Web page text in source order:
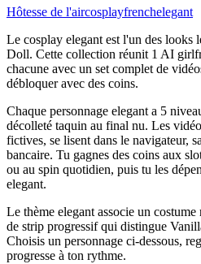
Hôtesse de l'aircosplayfrenchelegant
Le cosplay elegant est l'un des looks
Doll. Cette collection réunit 1 AI
chacune avec un set complet de
débloquer avec des coins.
Chaque personnage elegant a 5
décolleté taquin au final nu. Les
fictives, se lisent dans le navigateur,
bancaire. Tu gagnes des coins aux
ou au spin quotidien, puis tu les
elegant.
Le thème elegant associe un
de strip progressif qui distingue
Choisis un personnage ci-dessous,
progresse à ton rythme.